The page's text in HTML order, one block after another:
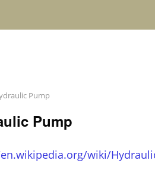
Pump
Pump
wiki/